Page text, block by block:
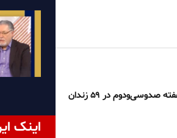
بیانیه کارزار سه‌شنبه‌های نه به اعدام در هفته صدوسی‌و‌دوم در ۵۹ زندان
اینک